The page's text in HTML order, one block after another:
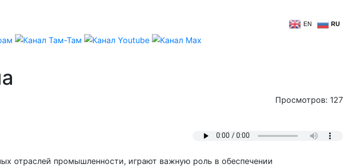
EN RU
Просмотров: 127
отраслей промышленности, играют важную роль в обеспечении